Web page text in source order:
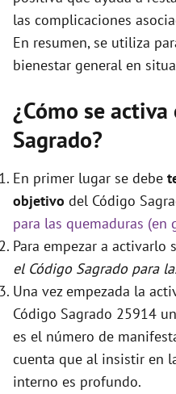
las complicaciones
En resumen, se utiliza
bienestar general en
¿Cómo se
Sagrado?
En primer lugar se debe
objetivo del Código
para las quemaduras (en
Para empezar a activarlo
el Código Sagrado para
Una vez empezada la
Código Sagrado 25914
es el número de
cuenta que al insistir en
interno es profundo.